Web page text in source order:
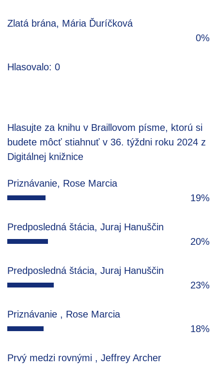
Zlatá brána, Mária Ďuríčková
0%
Hlasovalo: 0
Hlasujte za knihu v Braillovom písme, ktorú si
budete môcť stiahnuť v 36. týždni roku 2024 z
Digitálnej knižnice
Priznávanie, Rose Marcia
19%
Predposledná štácia, Juraj Hanuščin
20%
Predposledná štácia, Juraj Hanuščin
23%
Priznávanie , Rose Marcia
18%
Prvý medzi rovnými , Jeffrey Archer